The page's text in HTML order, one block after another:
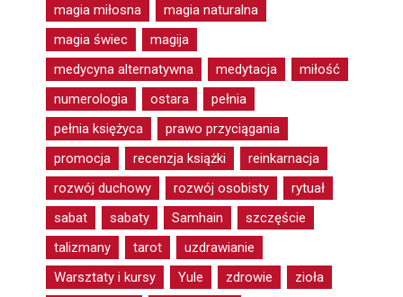
magia miłosna
magia naturalna
magia świec
magija
medycyna alternatywna
medytacja
miłość
numerologia
ostara
pełnia
pełnia księżyca
prawo przyciągania
promocja
recenzja książki
reinkarnacja
rozwój duchowy
rozwój osobisty
rytuał
sabat
sabaty Samhain
szczęście
talizmany
tarot
uzdrawianie
Warsztaty i kursy
Yule zdrowie
zioła